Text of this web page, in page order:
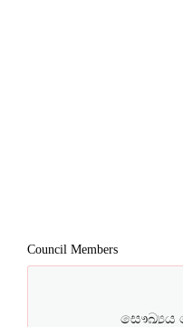
Council Members
සෞඛ්‍යය